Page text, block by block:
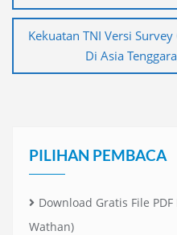
Kekuatan TNI Versi
Di Asia
PILIHAN PEMBACA
Download Gratis File
Wathan)